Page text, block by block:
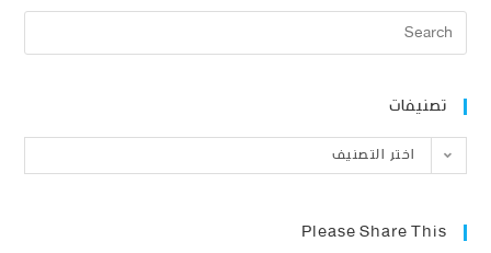
تصنيفات
اختر التصنيف
Please Share This